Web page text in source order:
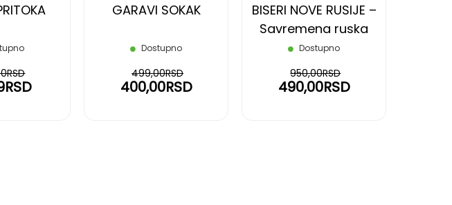
GARAVI SOKAK
Dostupno
400,00RSD
499,00RSD
BISERI NOVE RUSIJE –
Savremena ruska
proza
Dostupno
490,00RSD
950,00RSD